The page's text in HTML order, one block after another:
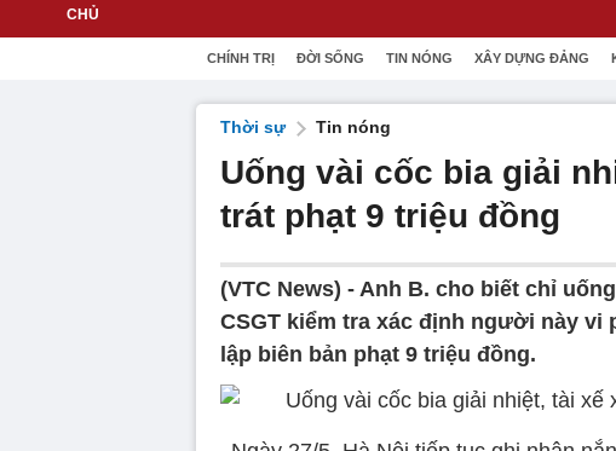
CHÍNH TRỊ ĐỜI SỐNG TIN NÓNG XÂY DỰNG ĐẢNG
Thời sự Tin nóng
Uống vài cốc bia giải
trát phạt 9 triệu đồng
(VTC News) - Anh B. cho biết chỉ
CSGT kiểm tra xác định người này
lập biên bản phạt 9 triệu đồng.